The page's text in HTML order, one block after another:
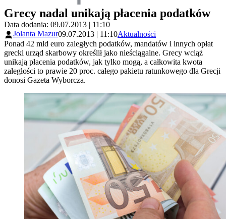
Grecy nadal unikają płacenia podatków
Data dodania: 09.07.2013 | 11:10
Jolanta Mazur09.07.2013 | 11:10Aktualności
Ponad 42 mld euro zaległych podatków, mandatów i innych opłat
grecki urząd skarbowy określił jako nieściągalne. Grecy wciąż
unikają płacenia podatków, jak tylko mogą, a całkowita kwota
zaległości to prawie 20 proc. całego pakietu ratunkowego dla Grecji
donosi Gazeta Wyborcza.